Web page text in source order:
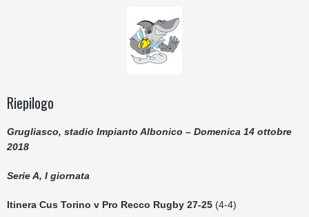
Riepilogo
Grugliasco, stadio Impianto Albonico – Domenica 14 ottobre
2018
Serie A, I giornata
Itinera Cus Torino v Pro Recco Rugby 27-25 (4-4)